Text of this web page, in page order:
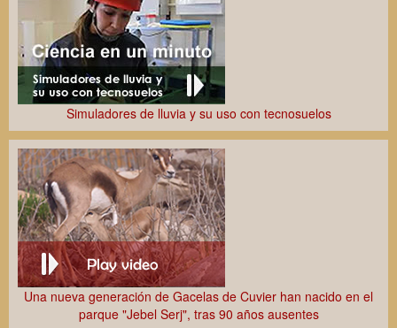
CiROCCO: Proyecto Europeo para observar el polvo desértico
en el Mediterráneo
XVIII Jornadas Científicas de la EEZA
Simuladores de lluvia y su uso con tecnosuelos
Una nueva generación de Gacelas de Cuvier han nacido en el
parque "Jebel Serj", tras 90 años ausentes